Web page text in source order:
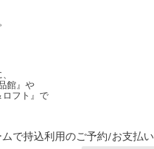
、
館』や
ロフト』で
ムで持込利用のご予約/お支払い